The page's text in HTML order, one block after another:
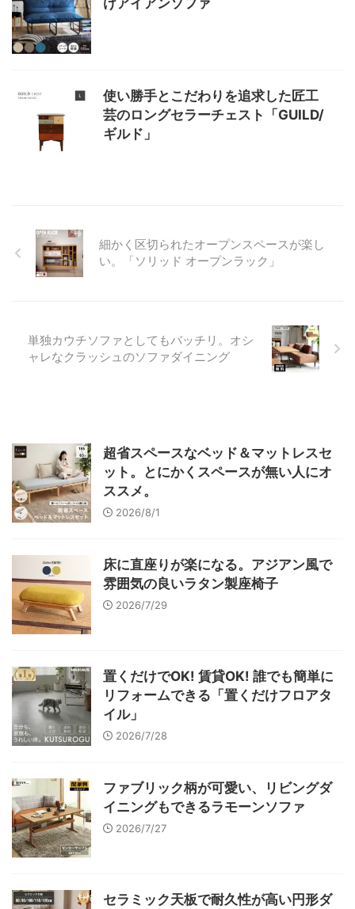
使い勝手とこだわりを追求した匠工
芸のロングセラーチェスト「GUILD/
ギルド」
細かく区切られたオープンスペースが楽し
い。「ソリッド オープンラック」
単独カウチソファとしてもバッチリ。オシ
ャレなクラッシュのソファダイニング
超省スペースなベッド＆マットレスセ
ット。とにかくスペースが無い人にオ
ススメ。
2026/8/1
床に直座りが楽になる。アジアン風で
雰囲気の良いラタン製座椅子
2026/7/29
置くだけでOK! 賃貸OK! 誰でも簡単に
リフォームできる「置くだけフロアタ
イル」
2026/7/28
ファブリック柄が可愛い、リビングダ
イニングもできるラモーンソファ
2026/7/27
セラミック天板で耐久性が高い円形ダ